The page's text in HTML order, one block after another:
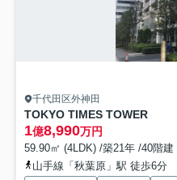
千代田区外神田
TOKYO TIMES TOWER
1億8,990万円
59.90㎡ (4LDK) /築21年 /40階建
山手線「秋葉原」駅 徒歩6分